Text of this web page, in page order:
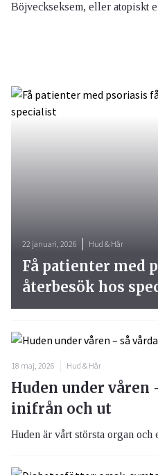
Böjveckseksem, eller atopiskt
18 maj, 2026 Hud & Hår
Huden under våren
inifrån och ut
Huden är vårt största organ
22 januari, 2026 Hud & Hår
Få patienter med
återbesök hos